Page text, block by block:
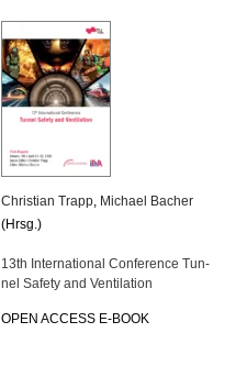
Chris­ti­an Trapp Mi­cha­el Ba­cher
(Hrsg.)
13th In­ter­na­tio­nal Con­fe­rence Tun­
nel Safe­ty and Ven­ti­la­ti­on
OPEN AC­CESS E-BOOK